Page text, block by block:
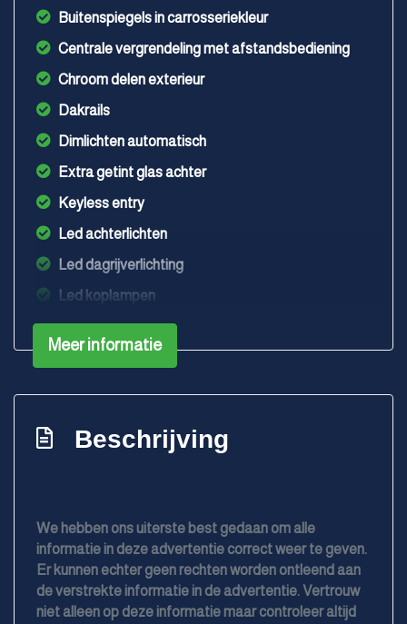
Buitenspiegels in carrosseriekleur
Centrale vergrendeling met afstandsbediening
Chroom delen exterieur
Dakrails
Dimlichten automatisch
Extra getint glas achter
Keyless entry
Led achterlichten
Led dagrijverlichting
Led koplampen
Lichtmetalen velgen 16"
Trekhaak met afneembare kogel
Anti blokkeer systeem
Anti doorslip regeling
Apple carplay/android auto
Meer informatie
Beschrijving
We hebben ons uiterste best gedaan om alle
informatie in deze advertentie correct weer te geven.
Er kunnen echter geen rechten worden ontleend aan
de verstrekte informatie in de advertentie. Vertrouw
niet alleen op deze informatie maar controleer altijd